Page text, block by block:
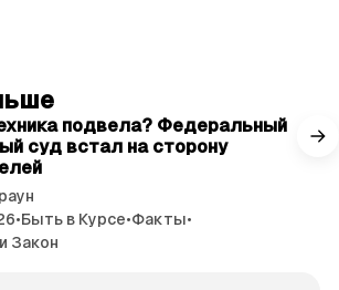
подвела? Федеральный
суд встал на сторону
•Быть в Курсе•Факты•
Закон